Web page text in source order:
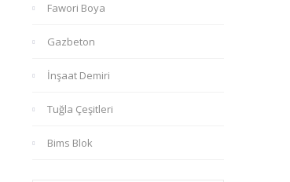
Fawori Boya
Gazbeton
İnşaat Demiri
Tuğla Çeşitleri
Bims Blok